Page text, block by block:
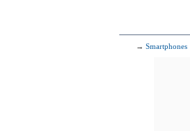
→ Smartphones